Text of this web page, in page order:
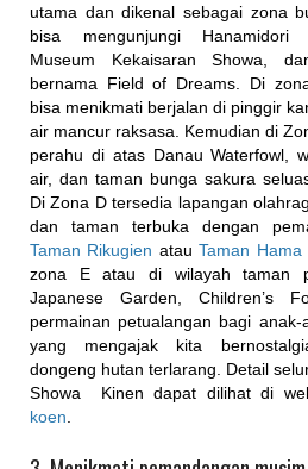
utama dan dikenal sebagai zona
bisa mengunjungi Hanamidori
Museum Kekaisaran Showa,
bernama Field of Dreams. Di
bisa menikmati berjalan di pinggir
air mancur raksasa. Kemudian di
perahu di atas Danau Waterfowl,
air, dan taman bunga sakura
Di Zona D tersedia lapangan
dan taman terbuka dengan
Taman Rikugien atauTaman Hama
zona E atau di wilayah taman
Japanese Garden, Children’s
permainan petualangan bagi
yang mengajak kita
dongeng hutan terlarang. Detail
Showa Kinen dapat dilihat di
koen